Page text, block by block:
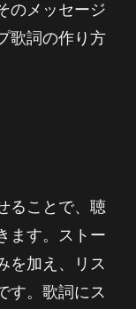
のメッセージ
歌詞の作り方
ることで、聴
ます。ストー
を加え、リス
す。歌詞にス